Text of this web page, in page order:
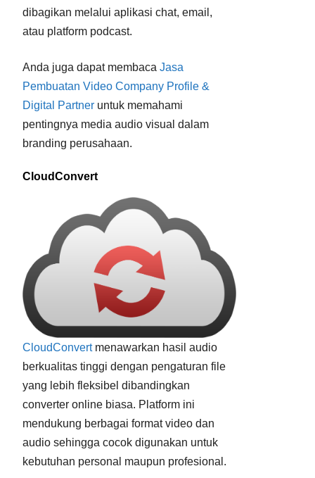
dibagikan melalui aplikasi chat, email,
atau platform podcast.
Anda juga dapat membaca Jasa
Pembuatan Video Company Profile &
Digital Partner untuk memahami
pentingnya media audio visual dalam
branding perusahaan.
CloudConvert
CloudConvertmenawarkan hasil audio
berkualitas tinggi dengan pengaturan file
yang lebih fleksibel dibandingkan
converter online biasa. Platform ini
mendukung berbagai format video dan
audio sehingga cocok digunakan untuk
kebutuhan personal maupun profesional.